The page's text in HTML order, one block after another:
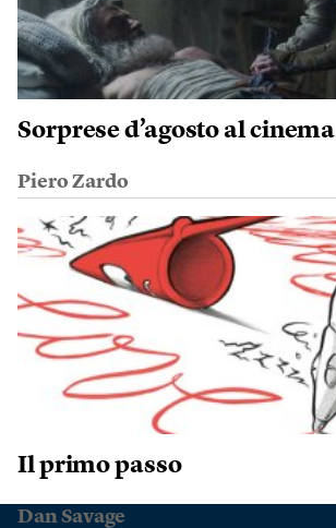
Sorprese d’agosto al cinema
Piero Zardo
Il primo passo
Dan Savage